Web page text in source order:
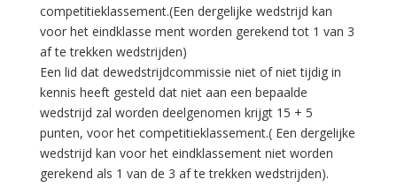
competitieklassement.(Een dergelijke wedstrijd kan
voor het eindklasse ment worden gerekend tot 1 van 3
af te trekken wedstrijden)
Een lid dat dewedstrijdcommissie niet of niet tijdig in
kennis heeft gesteld dat niet aan een bepaalde
wedstrijd zal worden deelgenomen krijgt 15 + 5
punten, voor het competitieklassement.( Een dergelijke
wedstrijd kan voor het eindklassement niet worden
gerekend als 1 van de 3 af te trekken wedstrijden).